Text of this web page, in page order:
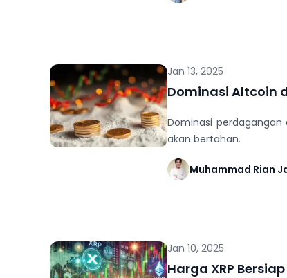
Jan 13, 2025
Dominasi Altcoin
Dominasi
akan bertahan.
Muhammad Rian
Jan 10, 2025
Harga XRP